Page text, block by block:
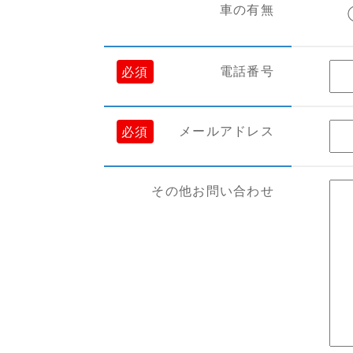
車の有無
必須 電話番号
必須 メールアドレス
その他お問い合わせ